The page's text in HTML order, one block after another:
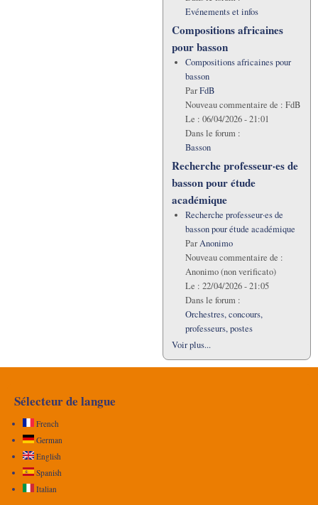
Evénements et infos
Compositions africaines
pour basson
Compositions africaines pour
basson
ParFdB
Nouveau commentaire de : FdB
Le : 06/04/2026 - 21:01
Dans le forum :
Basson
Recherche professeur·es de
basson pour étude
académique
Recherche professeur·es de
basson pour étude académique
ParAnonimo
Nouveau commentaire de :
Anonimo (non verificato)
Le : 22/04/2026 - 21:05
Dans le forum :
Orchestres, concours,
professeurs, postes
Voir plus...
Sélecteur de langue
French
German
English
Spanish
Italian